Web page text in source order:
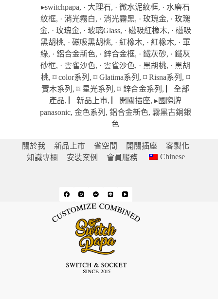
格
範
圍：
NT$430
NT$590
▸switchpapa, · 大理石, · 微水泥紋框, · 水磨石
紋框, · 消光霧白 , · 消光霧黑, · 玫瑰金, · 玫瑰
金, · 玫瑰金, · 玻璃Glass, · 磁吸紅橡木, · 磁吸
黑胡桃, · 磁吸黑胡桃, · 紅橡木, · 紅橡木, · 軍
綠, · 鋁合金新色, · 鋅合金框, · 鐵灰砂, · 鐵灰
砂框, · 雲雀沙色, · 雲雀沙色, · 黑胡桃, · 黑胡
桃,⌑ color系列 ,⌑ Glatima系列 ,⌑ Risna系列 ,⌑
實木系列 ,⌑ 星光系列 ,⌑ 鋅合金系列 ,
▏全部
產品, ▏新品上市, ▏開關插座,▸國際牌
panasonic, 金色系列 , 鋁合金新色, 霧黑古銅銀
色
關於我 新品上市 省空間 開關插座
客製化
知識專欄
安裝案例 會員服務 Chinese